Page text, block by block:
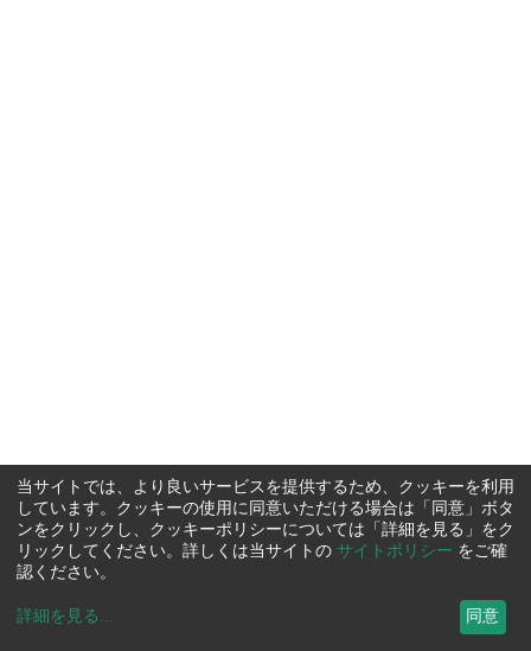
当サイトでは、より良いサービスを提供するため、クッキーを利用
しています。クッキーの使用に同意いただける場合は「同意」ボタ
ンをクリックし、クッキーポリシーについては「詳細を見る」をク
リックしてください。詳しくは当サイトの サイトポリシー をご確
認ください。
詳細を見る ... 同意